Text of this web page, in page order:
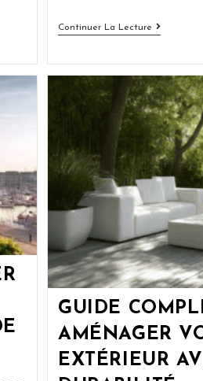
Continuer La LectureChambre
Carrez
:
Ce
Que
Vous
Devez
Savoir
GUIDE
AMÉNAGER
EXTÉRIEUR